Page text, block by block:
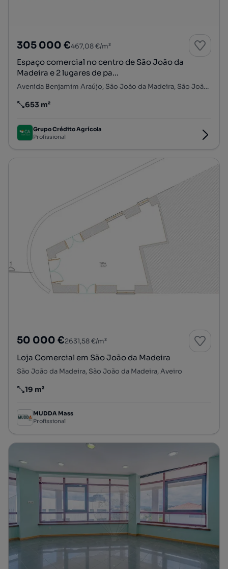
305 000 €467,08 €/m²
Espaço comercial no centro de São João da
Madeira e 2 lugares de pa...
Avenida Benjamim Araújo, São João da Madeira, São João da Madeira, Aveiro
Preço por metro quadrado
653 m²
Grupo Crédito Agrícola
Profissional
50 000 €2631,58 €/m²
Loja Comercial em São João da Madeira
São João da Madeira, São João da Madeira, Aveiro
Preço por metro quadrado
19 m²
MUDDA Mass
Profissional